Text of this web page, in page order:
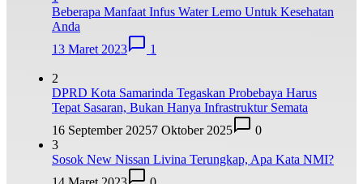
Beberapa Manfaat Infus Water Lemo Untuk Kesehatan
Anda
13 Maret 2023
1
2
DPRD Kota Samarinda Tegaskan Probebaya Harus
Tepat Sasaran, Bukan Hanya Infrastruktur Semata
16 September 20257 Oktober 2025
0
3
Sosok New Nissan Livina Terungkap, Apa Kata NMI?